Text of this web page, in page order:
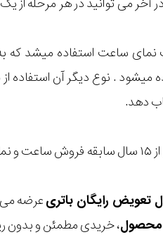
نمای ساعت استفاده میشد
. نوع دیگر آن استفاده
دهد.
عرضه
، خریدی مطمئن و بدون